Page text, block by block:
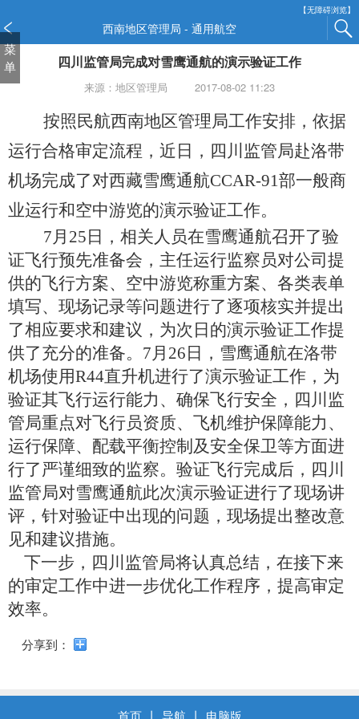
【无障碍浏览】
西南地区管理局 - 通用航空
菜
单
四川监管局完成对雪鹰通航的演示验证工作
来源：地区管理局 2017-08-02 11:23
按照民航西南地区管理局工作安排，依据
运行合格审定流程，近日，四川监管局赴洛带
机场完成了对西藏雪鹰通航CCAR-91部一般商
业运行和空中游览的演示验证工作。
7月 25 日，相关人员在雪鹰通航召开了验
证飞行预先准备会，主任运行监察员对公司提
供的飞行方案、空中游览称重方案、各类表单
填写、现场记录等问题进行了逐项核实并提出
了相应要求和建议，为次日的演示验证工作提
供了充分的准备。 7月 26 日，雪鹰通航在洛带
机场使用R44直升机进行了演示验证工作，为
验证其飞行运行能力、确保飞行安全，四川监
管局重点对飞行员资质、飞机维护保障能力、
运行保障、配载平衡控制及安全保卫等方面进
行了严谨细致的监察。验证飞行完成后，四川
监管局对雪鹰通航此次演示验证进行了现场讲
评，针对验证中出现的问题，现场提出整改意
见和建议措施。
下一步，四川监管局将认真总结，在接下来
的审定工作中进一步优化工作程序，提高审定
效率。
分享到：
首页 丨 导航 丨 电脑版
窗
口
打
说
页
面,
按
加
波
浪
键
打
开
导
盲
模
式